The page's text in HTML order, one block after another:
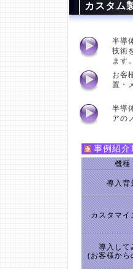
カスタム
半導
技術
ます。
お客
置・
半導
アの
事例紹介
機種
導入背
カスタマイ
導入して
(お客様から